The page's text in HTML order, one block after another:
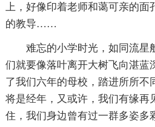
上，好像印着老师和蔼可亲的
的教导……
难忘的小学时光，如同流星
们就要像落叶离开大树飞向湛蓝
了我们六年的母校，踏进所所不
将是经年，又或许，我们有缘
住，我们身边曾有过一群多姿多